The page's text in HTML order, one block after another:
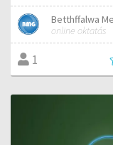
Betthffalwa
online oktatás
1